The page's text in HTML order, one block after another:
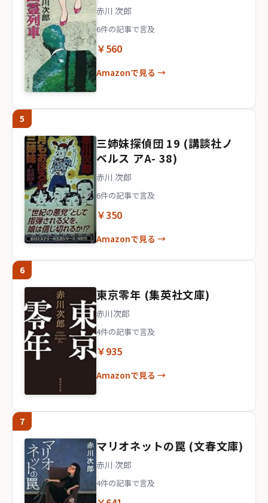
赤川 次郎
6件の記事で言及
￥560
Amazonで見る →
5
三姉妹探偵団 19 (講談社ノ
ベルス アA- 38)
赤川 次郎
6件の記事で言及
￥350
Amazonで見る →
6
東京零年 (集英社文庫)
赤川次郎
4件の記事で言及
￥935
Amazonで見る →
7
マリオネットの罠 (文春文庫)
赤川 次郎
4件の記事で言及